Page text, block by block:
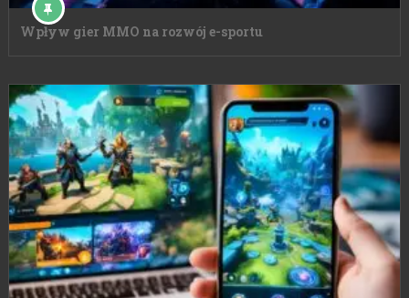
Wpływ gier MMO na rozwój e-sportu